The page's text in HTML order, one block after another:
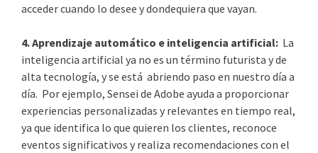
acceder cuando lo desee y dondequiera que vayan.
4. Aprendizaje automático e inteligencia artificial: La
inteligencia artificial ya no es un término futurista y de
alta tecnología, y se está abriendo paso en nuestro día a
día. Por ejemplo, Sensei de Adobe ayuda a proporcionar
experiencias personalizadas y relevantes en tiempo real,
ya que identifica lo que quieren los clientes, reconoce
eventos significativos y realiza recomendaciones con el